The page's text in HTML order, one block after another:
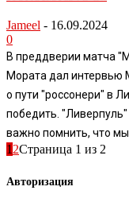
Jameel - 16.09.2024
0
В преддверии матча
Мората дал интервью
о пути "россонери" в
победить.
важно помнить, что мы
12Страница 1 из 2
Авторизация